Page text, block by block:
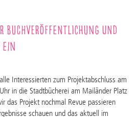
Buchveröffentlichung und
Interessierten zum Projektabschluss am
in die Stadtbücherei am Mailänder Platz
das Projekt nochmal Revue passieren
schauen und das aktuell im